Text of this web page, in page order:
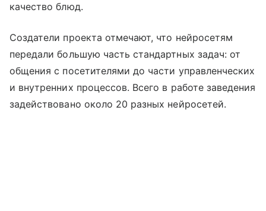
качество блюд.
Создатели проекта отмечают, что нейросетям
передали большую часть стандартных задач: от
общения с посетителями до части управленческих
и внутренних процессов. Всего в работе заведения
задействовано около 20 разных нейросетей.